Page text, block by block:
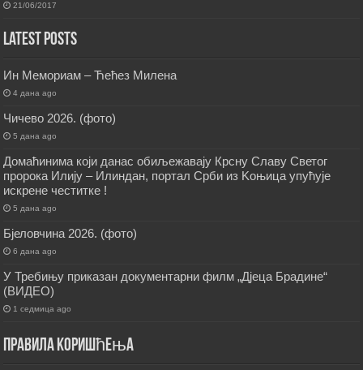
21/06/2017
Latest Posts
Ин Мемориам – Ћећез Милена
4 дана ago
Чичево 2026. (фото)
5 дана ago
Домаћинима који данас обиљежавају Крсну Славу Светог
пророка Илију – Илиндан, портал Срби из Kоњица упућује
искрене честитке !
5 дана ago
Бјеловчина 2026. (фото)
6 дана ago
У Требињу приказан документарни филм „Дјеца Брадине“
(ВИДЕО)
1 седмица ago
Правила коришћења